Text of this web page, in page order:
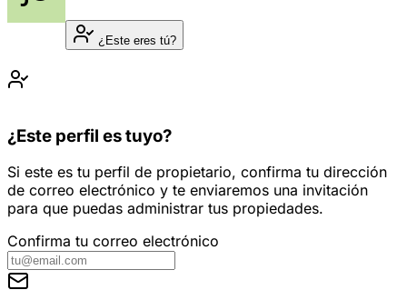
¿Este eres tú?
¿Este perfil es tuyo?
Si este es tu perfil de propietario, confirma tu dirección
de correo electrónico y te enviaremos una invitación
para que puedas administrar tus propiedades.
Confirma tu correo electrónico